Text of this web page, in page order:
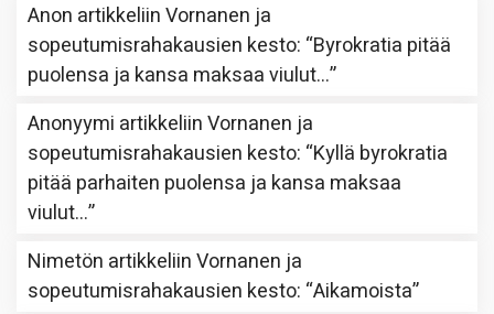
Anon artikkeliinVornanen ja
sopeutumisrahakausien kesto: “Byrokratia pitää
puolensa ja kansa maksaa viulut…”
Anonyymi artikkeliinVornanen ja
sopeutumisrahakausien kesto: “Kyllä byrokratia
pitää parhaiten puolensa ja kansa maksaa
viulut…”
Nimetön artikkeliinVornanen ja
sopeutumisrahakausien kesto: “Aikamoista”